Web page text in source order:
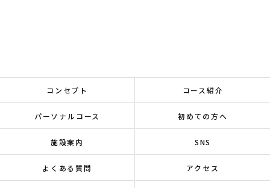
コンセプト コース紹介
パーソナルコース 初めての方へ
施設案内 SNS
よくある質問 アクセス